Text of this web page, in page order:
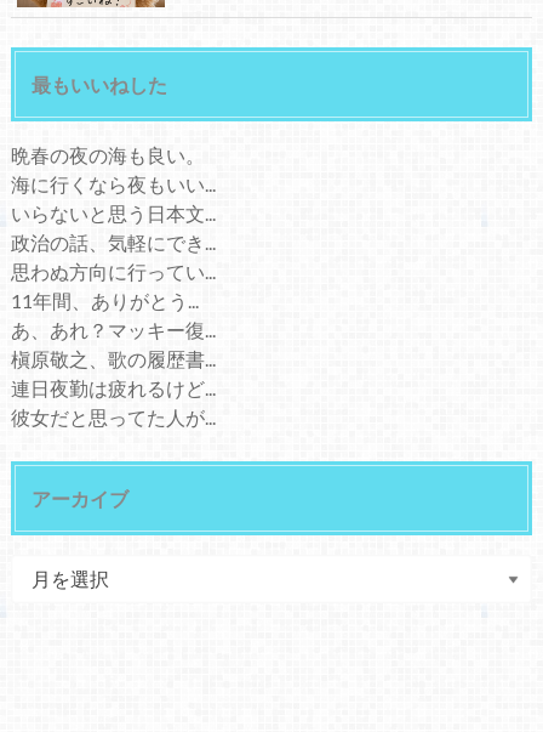
最もいいねした
晩春の夜の海も良い。
海に行くなら夜もいい...
いらないと思う日本文...
政治の話、気軽にでき...
思わぬ方向に行ってい...
11年間、ありがとう...
あ、あれ？マッキー復...
槇原敬之、歌の履歴書...
連日夜勤は疲れるけど...
彼女だと思ってた人が...
アーカイブ